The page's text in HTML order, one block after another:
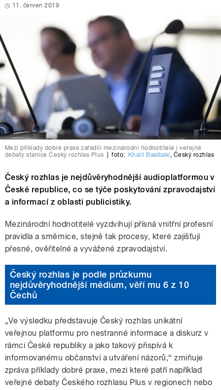
11. červen 2019
Mezi příklady dobré praxe zařadili mezinárodní hodnotitelé i veřejné
debaty stanice Český rozhlas Plus
foto: Khalil Baalbaki Český rozhlas
Český rozhlas je nejdůvěryhodnější audioplatformou v
České republice, co se týče poskytování zpravodajství
a informací z oblasti publicistiky.
Mezinárodní hodnotitelé vyzdvihují přísná vnitřní profesní
pravidla a směrnice, stejně tak procesy, které zajišťují
přesné, ověřitelné a vyvážené zpravodajství.
Český rozhlas je podle průzkumu
nejdůvěryhodnější médium, věří mu 6 z 10
Čechů
„Ve výsledku představuje Český rozhlas unikátní
veřejnou platformu pro nestranné informace a diskurz v
rámci České republiky a jako takový přispívá k
informovanému občanství a utváření názorů,“ zmiňuje
zpráva příklady dobré praxe, mezi které patří například
veřejné debaty Českého rozhlasu Plus v regionech nebo